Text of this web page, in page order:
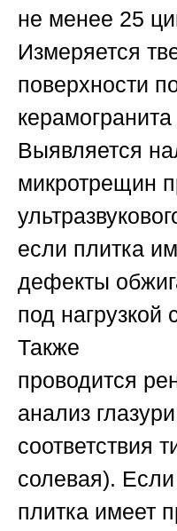
не менее 25
Измеряется
поверхности
Выявляется
микротрещин
если плитка
дефекты
под нагрузкой
Также
проводится
анализ глазури
соответствия
солевая).
плитка имеет